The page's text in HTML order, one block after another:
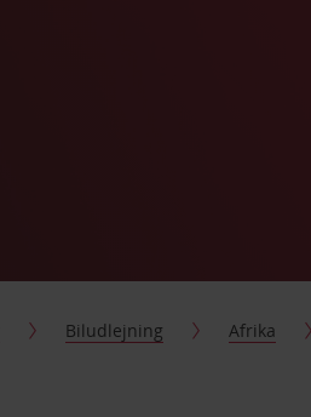
Biludlejning Afrika